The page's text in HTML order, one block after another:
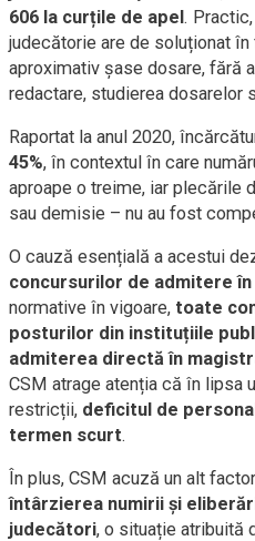
606 la curțile de apel.
judecătorie are de soluționat
aproximativ șase dosare, fără
redactare, studierea dosarelor
Raportat la anul 2020,
45%, în contextul în care
aproape o treime, iar plecările
sau demisie – nu au fost
O cauză esențială a acestui
concursurilor de admitere
normative în vigoare, toate
posturilor din instituțiile
admiterea directă în
CSM atrage atenția că în lipsa
restricții, deficitul de
termen scurt.
În plus, CSM acuză un alt
întârzierea numirii și
judecători, o situație atribuită